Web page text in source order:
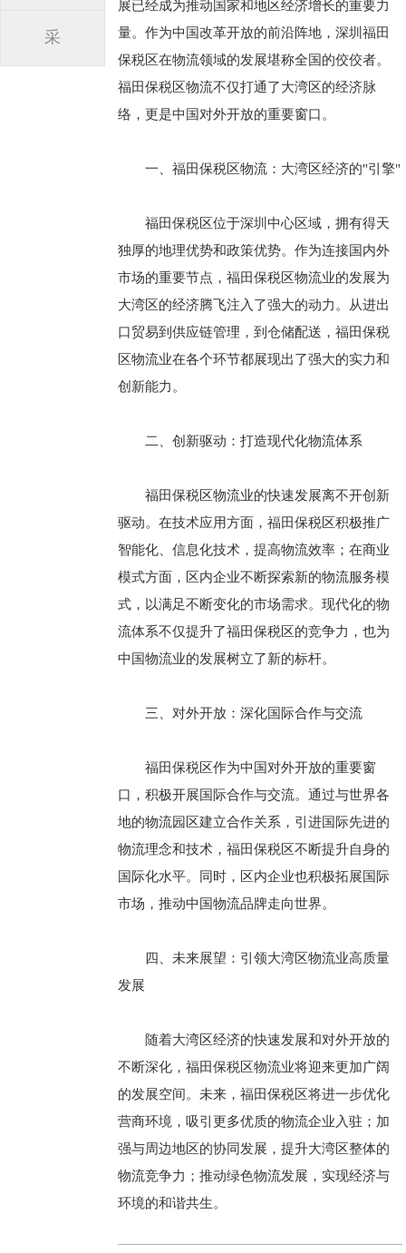
采
展已经成为推动国家和地区经济增长的重要力
量。作为中国改革开放的前沿阵地，深圳福田
保税区在物流领域的发展堪称全国的佼佼者。
福田保税区物流不仅打通了大湾区的经济脉
络，更是中国对外开放的重要窗口。
一、福田保税区物流：大湾区经济的"引擎"
福田保税区位于深圳中心区域，拥有得天
独厚的地理优势和政策优势。作为连接国内外
市场的重要节点，福田保税区物流业的发展为
大湾区的经济腾飞注入了强大的动力。从进出
口贸易到供应链管理，到仓储配送，福田保税
区物流业在各个环节都展现出了强大的实力和
创新能力。
二、创新驱动：打造现代化物流体系
福田保税区物流业的快速发展离不开创新
驱动。在技术应用方面，福田保税区积极推广
智能化、信息化技术，提高物流效率；在商业
模式方面，区内企业不断探索新的物流服务模
式，以满足不断变化的市场需求。现代化的物
流体系不仅提升了福田保税区的竞争力，也为
中国物流业的发展树立了新的标杆。
三、对外开放：深化国际合作与交流
福田保税区作为中国对外开放的重要窗
口，积极开展国际合作与交流。通过与世界各
地的物流园区建立合作关系，引进国际先进的
物流理念和技术，福田保税区不断提升自身的
国际化水平。同时，区内企业也积极拓展国际
市场，推动中国物流品牌走向世界。
四、未来展望：引领大湾区物流业高质量
发展
随着大湾区经济的快速发展和对外开放的
不断深化，福田保税区物流业将迎来更加广阔
的发展空间。未来，福田保税区将进一步优化
营商环境，吸引更多优质的物流企业入驻；加
强与周边地区的协同发展，提升大湾区整体的
物流竞争力；推动绿色物流发展，实现经济与
环境的和谐共生。